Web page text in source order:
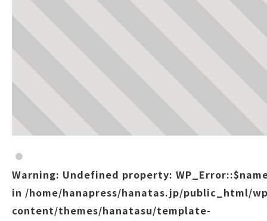
Warning: Undefined property:
in /home/hanapress/hanatas.jp/public_html/
content/themes/hanatasu/template-